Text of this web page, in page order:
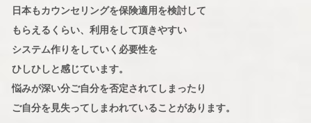
日本もカウンセリングを保険適用を検討して
もらえるくらい、利用をして頂きやすい
システム作りをしていく必要性を
ひしひしと感じています。
悩みが深い分ご自分を否定されてしまったり
ご自分を見失ってしまわれていることがあります。